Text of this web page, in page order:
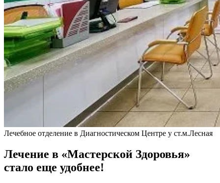
Лечебное отделение в Диагностическом Центре у ст.м.Лесная
Лечение в «Мастерской Здоровья»
стало еще удобнее!